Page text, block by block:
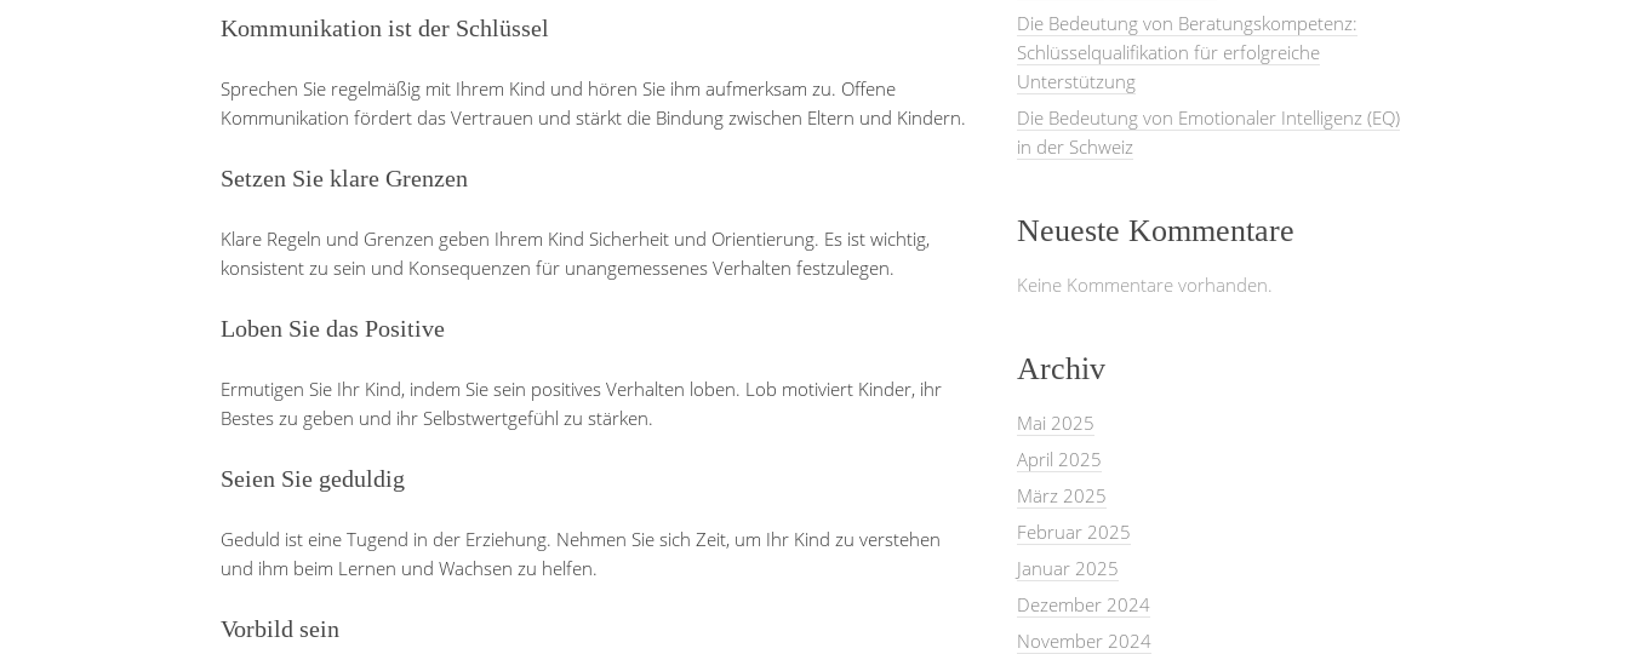
Kommunikation ist der Schlüssel
Sprechen Sie regelmäßig mit Ihrem Kind und hören Sie ihm aufmerksam zu. Offene
Kommunikation fördert das Vertrauen und stärkt die Bindung zwischen Eltern und Kindern.
Setzen Sie klare Grenzen
Klare Regeln und Grenzen geben Ihrem Kind Sicherheit und Orientierung. Es ist wichtig,
konsistent zu sein und Konsequenzen für unangemessenes Verhalten festzulegen.
Loben Sie das Positive
Ermutigen Sie Ihr Kind, indem Sie sein positives Verhalten loben. Lob motiviert Kinder, ihr
Bestes zu geben und ihr Selbstwertgefühl zu stärken.
Seien Sie geduldig
Geduld ist eine Tugend in der Erziehung. Nehmen Sie sich Zeit, um Ihr Kind zu verstehen
und ihm beim Lernen und Wachsen zu helfen.
Vorbild sein
Die Bedeutung von Beratungskompetenz:
Schlüsselqualifikation für erfolgreiche
Unterstützung
Die Bedeutung von Emotionaler Intelligenz (EQ)
in der Schweiz
Neueste Kommentare
Keine Kommentare vorhanden.
Archiv
Mai 2025
April 2025
März 2025
Februar 2025
Januar 2025
Dezember 2024
November 2024